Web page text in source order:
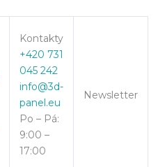
Kontakty
+420 731
045 242
info@3d-
panel.eu
Po – Pá:
9:00 –
17:00
Newsletter